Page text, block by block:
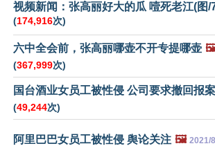
视频新闻：张高丽好大的瓜 噎死老江(图/
(174,916次)
六中全会前，张高丽哪壶不开专提哪壶
(367,999次)
国台酒业女员工被性侵 公司要求撤回报案
(49,244次)
阿里巴巴女员工被性侵 舆论关注 🖼️ 2021/